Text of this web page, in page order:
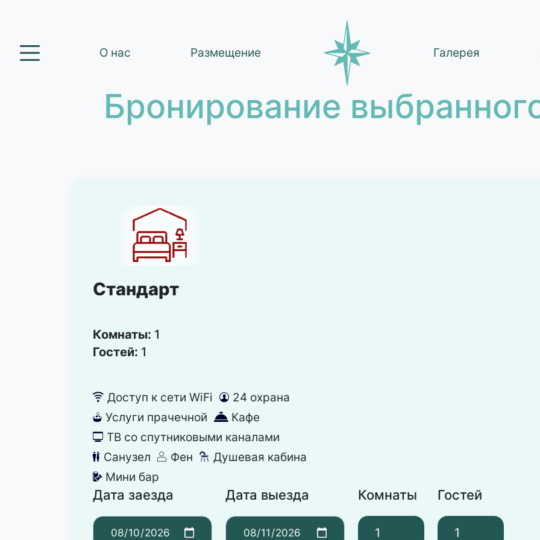
О нас Размещение Галерея
Бронирование
Стандарт
Комнаты: 1
Гостей: 1
뀄 Доступ к сети WiFi 댑 24 охрана
뀧 Услуги прачечной 덐 Кафе
넎 ТВ со спутниковыми каналами
댃 Санузел 덶 Фен 댴 Душевая кабина
넕 Мини бар
Дата заезда Дата выезда Комнаты Гостей